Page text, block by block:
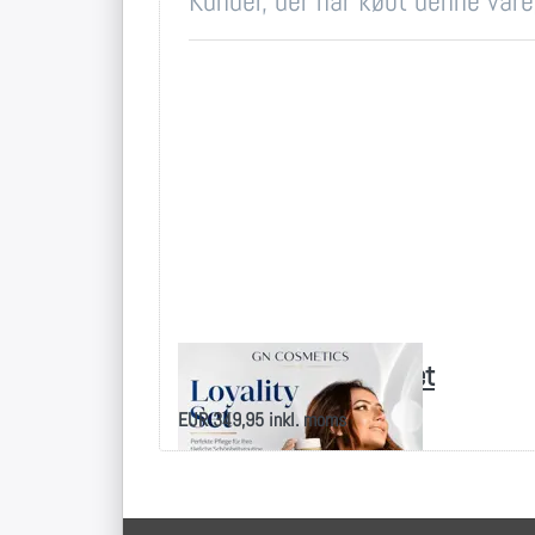
NeoLumo Loyalitetssæt
EUR 349,95 inkl. moms